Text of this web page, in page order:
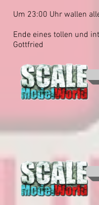
Um 23:00 Uhr wallen
Ende eines tollen und
Gottfried